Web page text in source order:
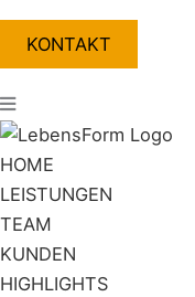
KONTAKT
HOME
LEISTUNGEN
TEAM
KUNDEN
HIGHLIGHTS